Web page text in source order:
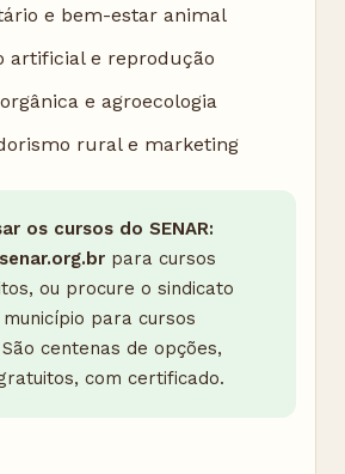
e bem-estar animal
artificial e reprodução
e agroecologia
rural e marketing
os cursos do SENAR:
para cursos
ou procure o sindicato
para cursos
centenas de opções,
com certificado.